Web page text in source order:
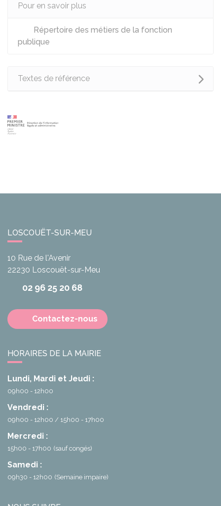
Pour en savoir plus
Répertoire des métiers de la fonction
publique
Textes de référence
LOSCOUËT-SUR-MEU
10 Rue de l'Avenir
22230 Loscouët-sur-Meu
02 96 25 20 68
Contactez-nous
HORAIRES DE LA MAIRIE
Lundi, Mardi et Jeudi :
09h00 - 12h00
Vendredi :
09h00 - 12h00 15h00 - 17h00
Mercredi :
15h00 - 17h00 (sauf congés)
Samedi :
09h30 - 12h00 (Semaine impaire)